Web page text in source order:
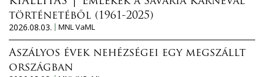
történetéből (1961-2025)
2026.08.03.
MNL VaML
Aszályos évek nehézségei egy megszállt
országban